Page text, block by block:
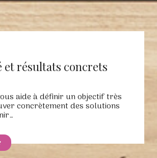
et résultats concrets
aide à définir un objectif très
concrètement des solutions